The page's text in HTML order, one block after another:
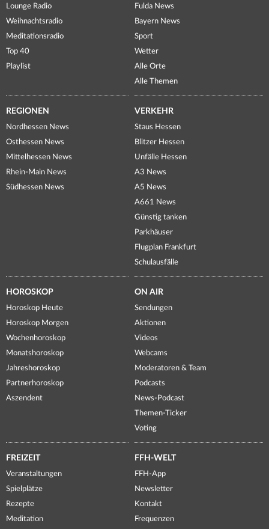
Lounge Radio
Weihnachtsradio
Meditationsradio
Top 40
Playlist
Fulda News
Bayern News
Sport
Wetter
Alle Orte
Alle Themen
REGIONEN
Nordhessen News
Osthessen News
Mittelhessen News
Rhein-Main News
Südhessen News
VERKEHR
Staus Hessen
Blitzer Hessen
Unfälle Hessen
A3 News
A5 News
A661 News
Günstig tanken
Parkhäuser
Flugplan Frankfurt
Schulausfälle
HOROSKOP
Horoskop Heute
Horoskop Morgen
Wochenhoroskop
Monatshoroskop
Jahreshoroskop
Partnerhoroskop
Aszendent
ON AIR
Sendungen
Aktionen
Videos
Webcams
Moderatoren & Team
Podcasts
News-Podcast
Themen-Ticker
Voting
FREIZEIT
Veranstaltungen
Spielplätze
Rezepte
Meditation
FFH-WELT
FFH-App
Newsletter
Kontakt
Frequenzen